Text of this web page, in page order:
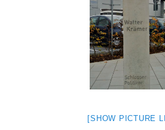
[SHOW PICTURE